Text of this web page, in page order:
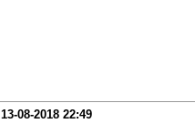
13-08-2018 22:49